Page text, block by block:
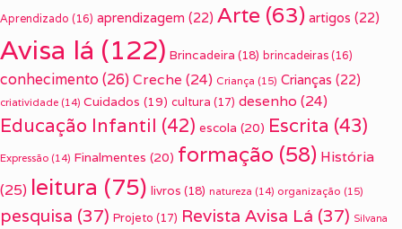
Aprendizado (16) aprendizagem (22) Arte (63) artigos (22)
Avisa lá (122) Brincadeira (18) brincadeiras (16)
conhecimento(26) Creche (24) Criança (15) Crianças (22)
criatividade (14) Cuidados (19) cultura (17) desenho (24)
Educação Infantil (42) escola (20) Escrita (43)
Expressão (14) Finalmentes (20) formação (58) História
(25) leitura (75) livros (18) natureza (14) organização (15)
pesquisa (37) Projeto (17) Revista Avisa Lá (37) Silvana